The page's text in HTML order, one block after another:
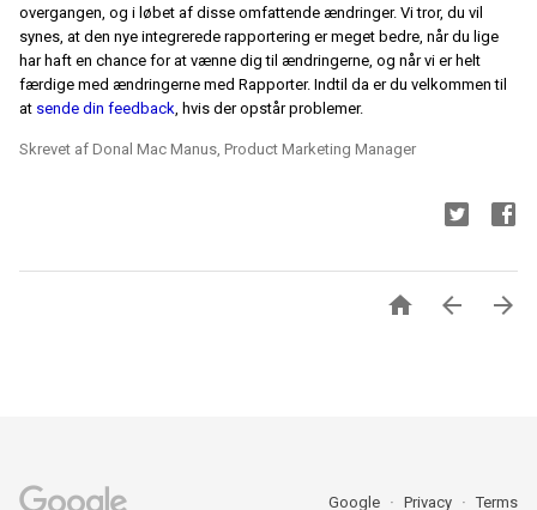
overgangen, og i løbet af disse omfattende ændringer. Vi tror, du vil
synes, at den nye integrerede rapportering er meget bedre, når du lige
har haft en chance for at vænne dig til ændringerne, og når vi er helt
færdige med ændringerne med Rapporter. Indtil da er du velkommen til
at sende din feedback, hvis der opstår problemer.
Skrevet af Donal Mac Manus, Product Marketing Manager
  
Google Privacy Terms